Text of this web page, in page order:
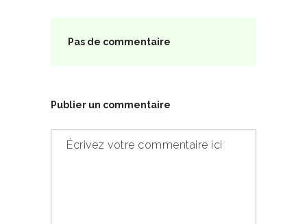
Pas de commentaire
Publier un commentaire